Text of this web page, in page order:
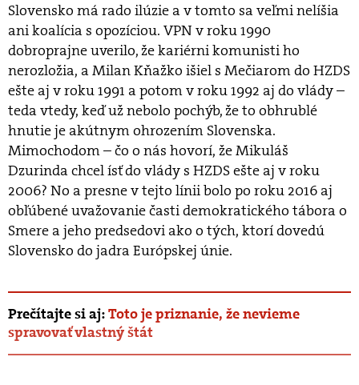
Slovensko má rado ilúzie a v tomto sa veľmi nelíšia
ani koalícia s opozíciou. VPN v roku 1990
dobroprajne uverilo, že kariérni komunisti ho
nerozložia, a Milan Kňažko išiel s Mečiarom do HZDS
ešte aj v roku 1991 a potom v roku 1992 aj do vlády –
teda vtedy, keď už nebolo pochýb, že to obhrublé
hnutie je akútnym ohrozením Slovenska.
Mimochodom – čo o nás hovorí, že Mikuláš
Dzurinda chcel ísť do vlády s HZDS ešte aj v roku
2006? No a presne v tejto línii bolo po roku 2016 aj
obľúbené uvažovanie časti demokratického tábora o
Smere a jeho predsedovi ako o tých, ktorí dovedú
Slovensko do jadra Európskej únie.
Prečítajte si aj:Toto je priznanie, že nevieme
spravovať vlastný štát